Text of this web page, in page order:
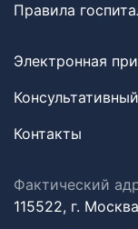
Правила
Электронная
Контакты
Фактический
115522, г.